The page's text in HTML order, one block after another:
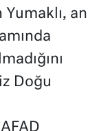
Yumaklı, an
Doğu